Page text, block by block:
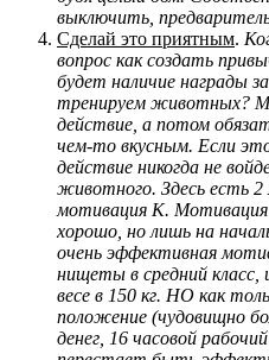
выключить,
Сделай это приятным.
вопрос как создать
будет наличие награды
тренируем животных?
действие, а потом
чем-то вкусным. Если
действие никогда не
животного. Здесь есть
мотивация К.
хорошо, но лишь на
очень эффективная
нищеты в средний
весе в 150 кг. НО как
положение (чудовищно
денег, 16 часовой